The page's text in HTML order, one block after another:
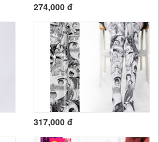
274,000 đ
317,000 đ